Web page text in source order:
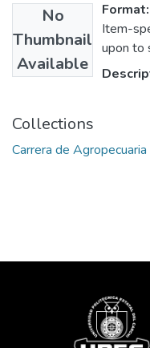
No
Thumbnail
Available
Format:
Item-
upon to
Collections
Carrera de Agropecuaria